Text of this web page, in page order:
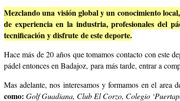
Mezclando una visión global y un conocimiento
de experiencia en la industria, profesionales del
tecnificación y disfrute de este deporte.
Hace más de 20 años que tomamos contacto con este
pádel entonces en Badajoz, para más tarde, entrar a
Mas adelante, nos interesamos y formamos en el area
como: Golf Guadiana, Club El Corzo, Colegio